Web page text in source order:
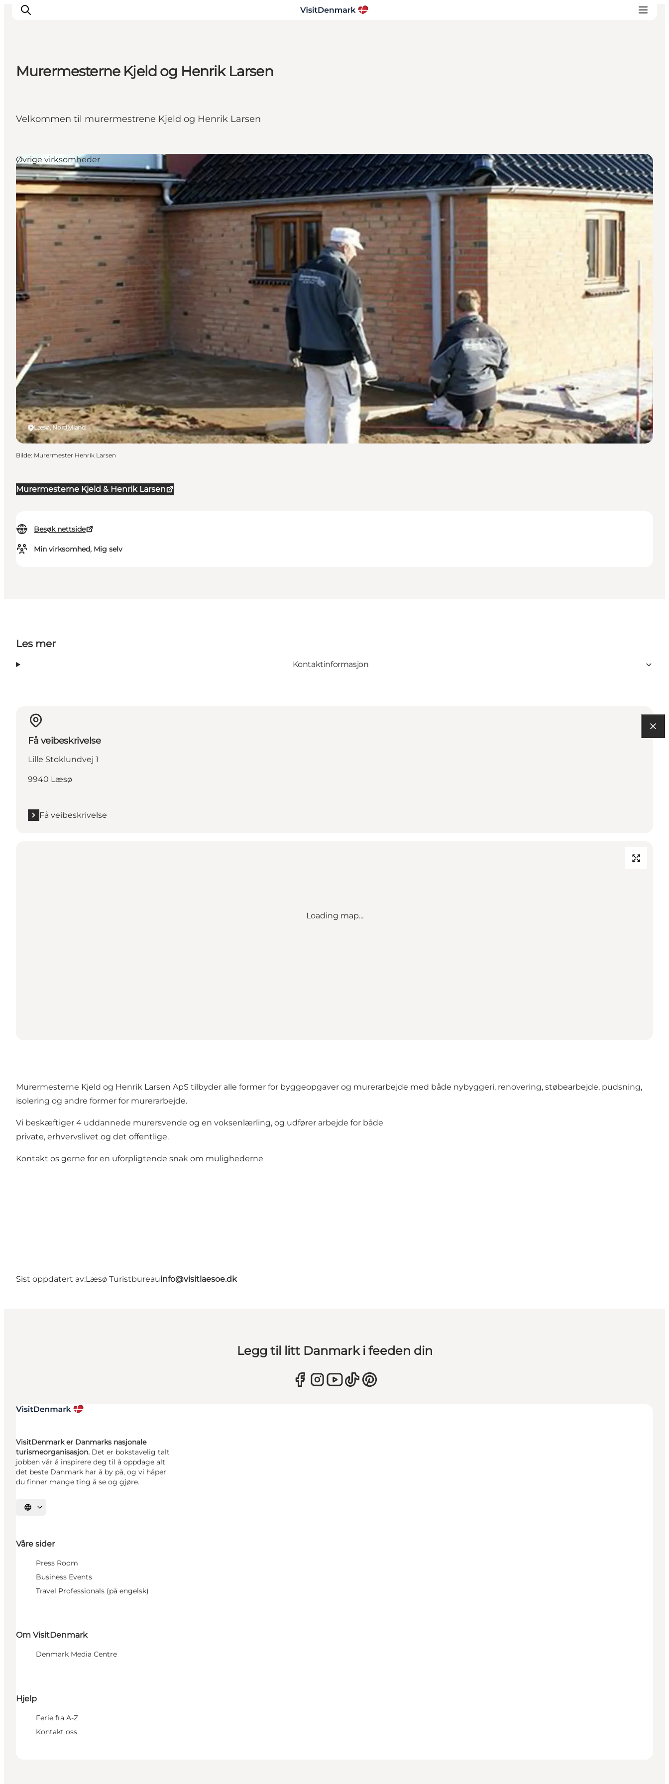
Aktiviteter
Murermesterne Kjeld og Henrik Larsen
Velkommen til murermestrene Kjeld og Henrik Larsen
Murermesterne Kjeld & Henrik Larsen
Besøk nettside
Min virksomhed, Mig selv
Læsø, Nordjylland
Øvrige virksomheder
Bilde: Murermester Henrik Larsen
Les mer
Kontaktinformasjon
Få veibeskrivelse
Lille Stoklundvej 1
9940 Læsø
Få veibeskrivelse
Loading map...
Murermesterne Kjeld og Henrik Larsen ApS tilbyder alle former for byggeopgaver og murerarbejde med både nybyggeri, renovering, støbearbejde, pudsning,
isolering og andre former for murerarbejde.
Vi beskæftiger 4 uddannede murersvende og en voksenlærling, og udfører arbejde for både
private, erhvervslivet og det offentlige.
Kontakt os gerne for en uforpligtende snak om mulighederne
Sist oppdatert av:Læsø Turistbureauinfo@visitlaesoe.dk
Legg til litt Danmark i feeden din
VisitDenmark er Danmarks nasjonale
turismeorganisasjon. Det er bokstavelig talt
jobben vår å inspirere deg til å oppdage alt
det beste Danmark har å by på, og vi håper
du finner mange ting å se og gjøre.
Velg språk
Våre sider
Press Room
Business Events
Travel Professionals (på engelsk)
Om VisitDenmark
Denmark Media Centre
Hjelp
Ferie fra A-Z
Kontakt oss